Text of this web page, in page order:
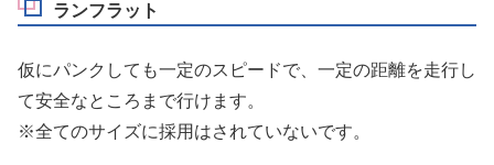
ランフラット
仮にパンクしても一定のスピードで、一定の距離を走行し
て安全なところまで行けます。
※全てのサイズに採用はされていないです。